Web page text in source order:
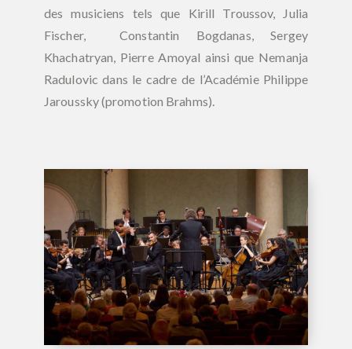
des musiciens tels que Kirill Troussov, Julia
Fischer, Constantin Bogdanas, Sergey
Khachatryan, Pierre Amoyal ainsi que Nemanja
Radulovic dans le cadre de l’Académie Philippe
Jaroussky (promotion Brahms).